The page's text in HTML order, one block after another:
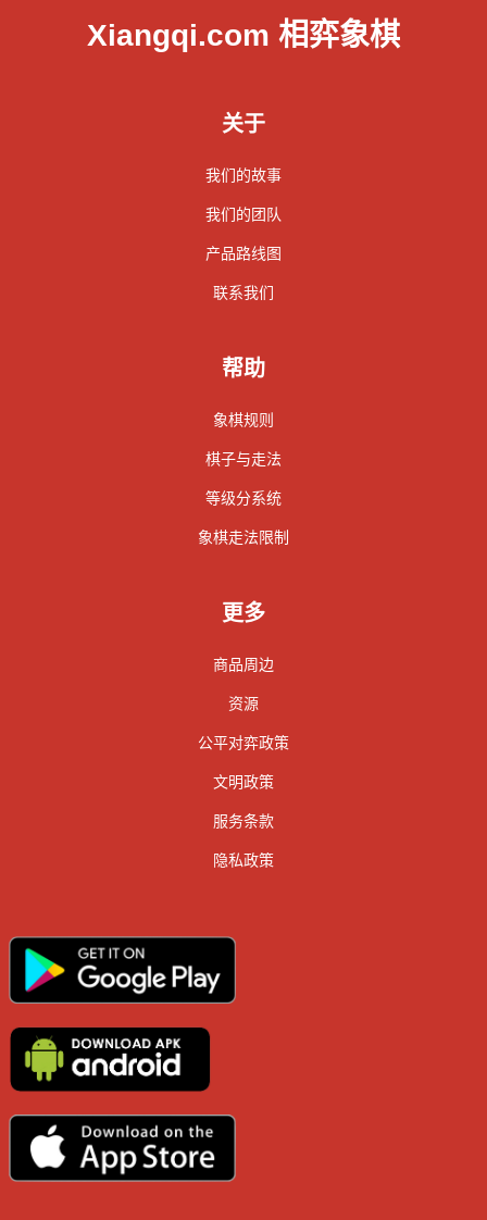
Xiangqi.com 相弈象棋
关于
我们的故事
我们的团队
产品路线图
联系我们
帮助
象棋规则
棋子与走法
等级分系统
象棋走法限制
更多
商品周边
资源
公平对弈政策
文明政策
服务条款
隐私政策